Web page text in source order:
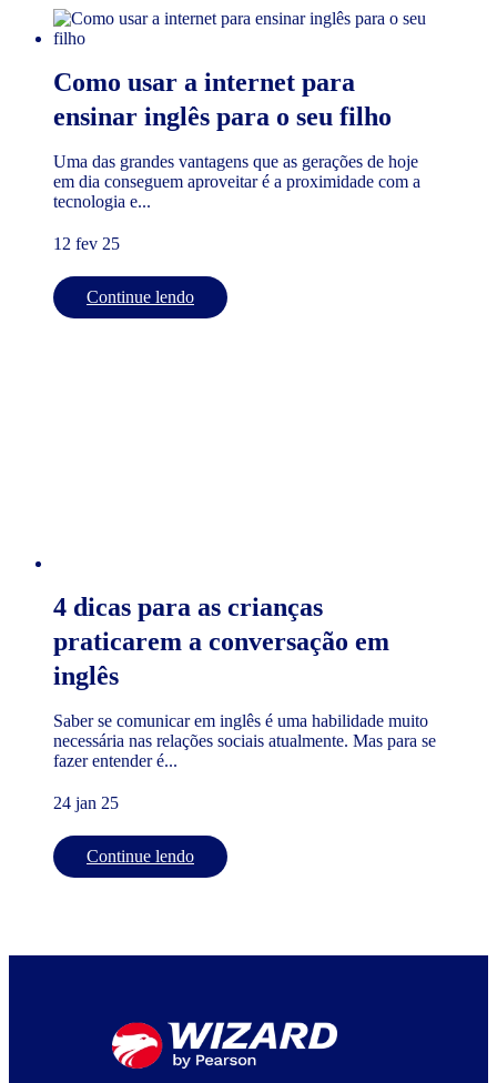
Como usar a internet para
ensinar inglês para o seu filho
Uma das grandes vantagens que as gerações de hoje
em dia conseguem aproveitar é a proximidade com a
tecnologia e...
12 fev 25
Continue lendo
4 dicas para as crianças
praticarem a conversação em
inglês
Saber se comunicar em inglês é uma habilidade muito
necessária nas relações sociais atualmente. Mas para se
fazer entender é...
24 jan 25
Continue lendo